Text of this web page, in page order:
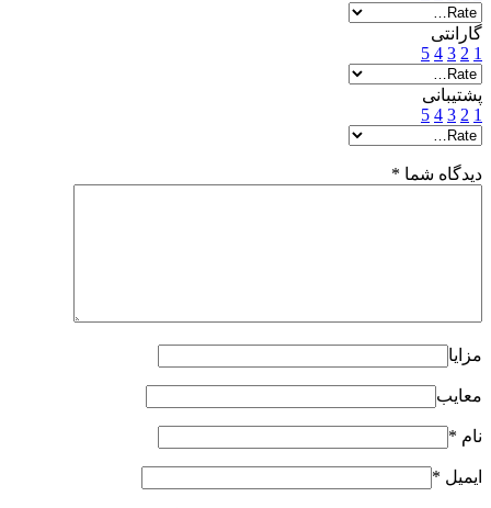
گارانتی
1
2
3
4
5
پشتیبانی
1
2
3
4
5
دیدگاه شما *
مزایا
معایب
نام *
ایمیل *